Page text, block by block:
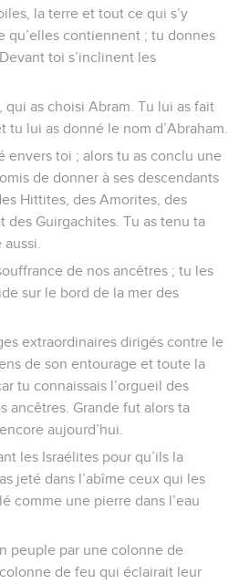
la terre et tout ce qui s’y
qu’elles contiennent ; tu donnes
toi s’inclinent les
qui as choisi Abram. Tu lui as fait
lui as donné le nom d’Abraham.
envers toi ; alors tu as conclu une
de donner à ses descendants
Hittites, des Amorites, des
des Guirgachites. Tu as tenu ta
de nos ancêtres ; tu les
sur le bord de la mer des
extraordinaires dirigés contre le
de son entourage et toute la
tu connaissais l’orgueil des
ancêtres. Grande fut alors ta
aujourd’hui.
les Israélites pour qu’ils la
jeté dans l’abîme ceux qui les
comme une pierre dans l’eau
peuple par une colonne de
de feu qui éclairait leur